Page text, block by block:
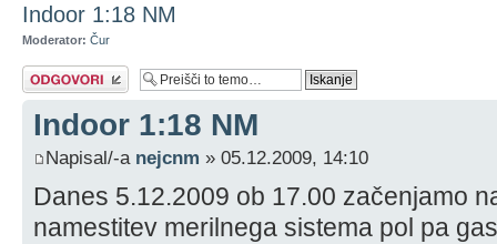
Indoor 1:18 NM
Moderator: Čur
Napiši odgovor
Indoor 1:18 NM
Napisal/-a nejcnm » 05.12.2009, 14:10
Danes 5.12.2009 ob 17.00 začenjamo
namestitev merilnega sistema pol pa